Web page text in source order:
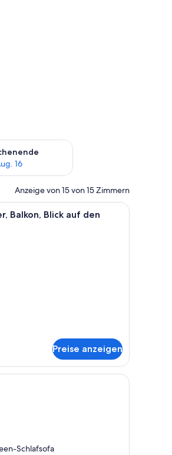
Aug. 9.
16
für nächstes Wochenende, Aug.
Anzeige von 15 von 15 Zimmern
Holz-Kopfteil und einer Schiebetür aus
Ein modernes Schlafzimmer mit einem
Balkon, Blick auf den
Preise anzeigen
und einem Fenster mit Jalousien.
Eine moderne Küche mit weißen
Schlafsofa